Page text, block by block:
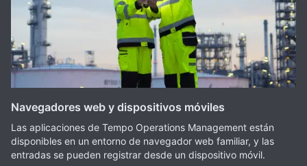
Navegadores web y dispositivos móviles
Las aplicaciones de Tempo Operations Management están
disponibles en un entorno de navegador web familiar, y las
entradas se pueden registrar desde un dispositivo móvil.